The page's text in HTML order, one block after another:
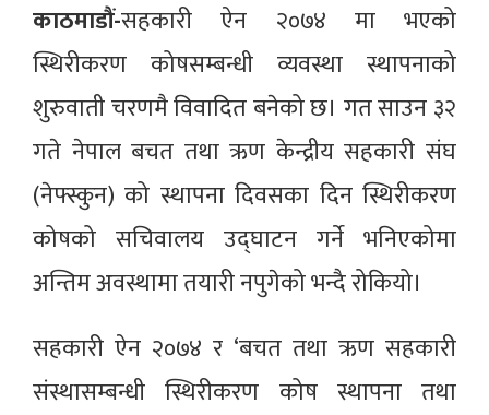
काठमाडौं-सहकारी ऐन २०७४ मा भएको
स्थिरीकरण कोषसम्बन्धी व्यवस्था स्थापनाको
शुरुवाती चरणमै विवादित बनेको छ। गत साउन ३२
गते नेपाल बचत तथा ऋण केन्द्रीय सहकारी संघ
(नेफ्स्कुन) को स्थापना दिवसका दिन स्थिरीकरण
कोषको सचिवालय उद्घाटन गर्ने भनिएकोमा
अन्तिम अवस्थामा तयारी नपुगेको भन्दै रोकियो।
सहकारी ऐन २०७४ र ‘बचत तथा ऋण सहकारी
संस्थासम्बन्धी स्थिरीकरण कोष स्थापना तथा